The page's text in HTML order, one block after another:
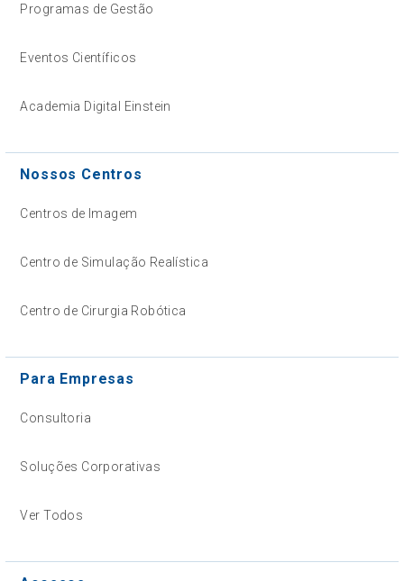
Programas de Gestão
Eventos Científicos
Academia Digital Einstein
Nossos Centros
Centros de Imagem
Centro de Simulação Realística
Centro de Cirurgia Robótica
Para Empresas
Consultoria
Soluções Corporativas
Ver Todos